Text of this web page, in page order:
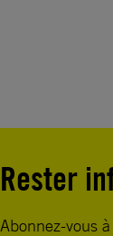
Rester
Abonnez-vous